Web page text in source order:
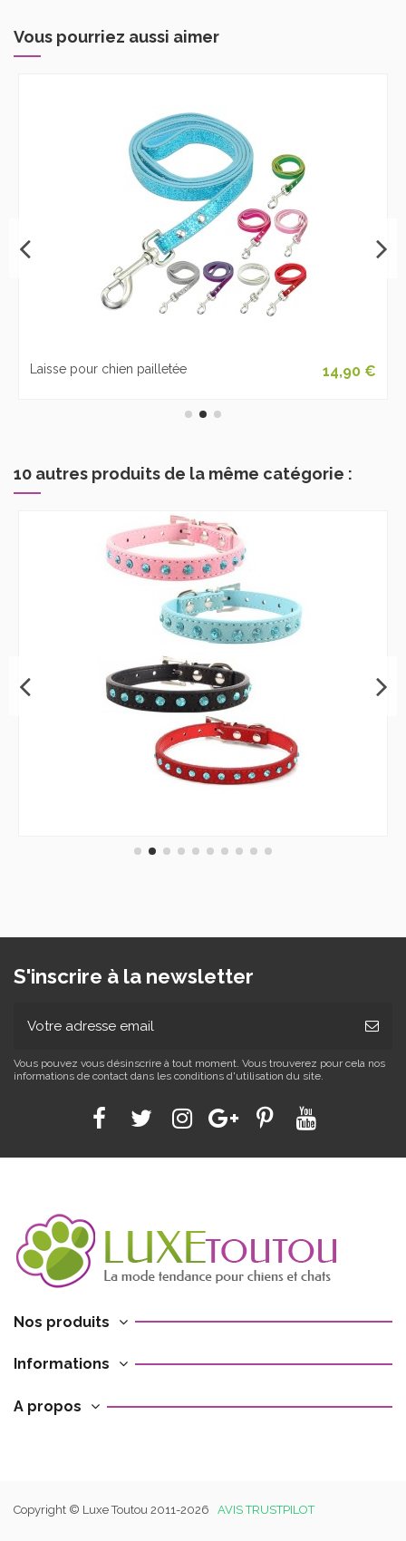
Vous pourriez aussi aimer
Laisse pour chien pailletée 14,90 €
10 autres produits de la même catégorie :
S'inscrire à la newsletter
Vous pouvez vous désinscrire à tout moment. Vous trouverez pour cela nos
informations de contact dans les conditions d'utilisation du site.
Nos produits
Informations
A propos
Copyright © Luxe Toutou 2011-2026 AVIS TRUSTPILOT